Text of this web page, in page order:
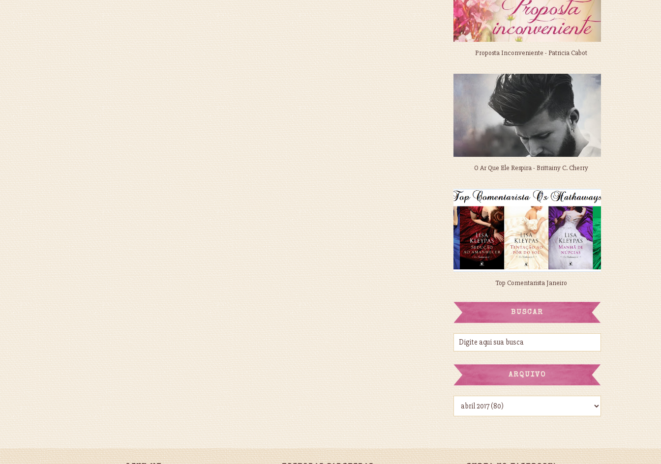
Proposta Inconveniente - Patricia Cabot
O Ar Que Ele Respira - Brittainy C. Cherry
Top Comentarista Janeiro
BUSCAR
ARQUIVO